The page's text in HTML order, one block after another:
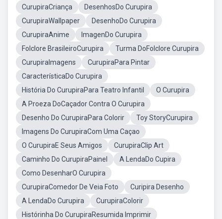
CurupiraCriança
DesenhosDo Curupira
CurupiraWallpaper
DesenhoDo Curupira
CurupiraAnime
ImagenDo Curupira
Folclore BrasileiroCurupira
Turma DoFolclore Curupira
CurupiraImagens
CurupiraPara Pintar
CaracterísticaDo Curupira
História Do CurupiraPara Teatro Infantil
O Curupira
A Proeza DoCaçador Contra O Curupira
Desenho Do CurupiraPara Colorir
Toy StoryCurupira
Imagens Do CurupiraCom Uma Caçao
O CurupiraE Seus Amigos
CurupiraClip Art
Caminho Do CurupiraPainel
A LendaDo Cupira
Como DesenharO Curupira
CurupiraComedor De Veia Foto
Curipira Desenho
A LendaDo Curupira
CurupiraColorir
Histórinha Do CurupiraResumida Imprimir